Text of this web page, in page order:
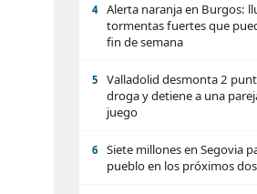
4
Alerta naranja en Burgos:
tormentas fuertes que
fin de semana
5
Valladolid desmonta 2
droga y detiene a una
juego
6
Siete millones en Segovia
pueblo en los próximos